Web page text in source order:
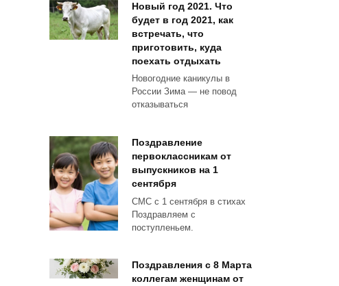
Новый год 2021. Что
будет в год 2021, как
встречать, что
приготовить, куда
поехать отдыхать
Новогодние каникулы в
России Зима — не повод
отказываться
Поздравление
первоклассникам от
выпускников на 1
сентября
СМС с 1 сентября в стихах
Поздравляем с
поступленьем.
Поздравления с 8 Марта
коллегам женщинам от